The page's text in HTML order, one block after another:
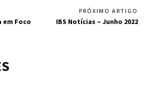
em Foco
PRÓXIMO ARTIGO
IBS Notícias – Junho 2022